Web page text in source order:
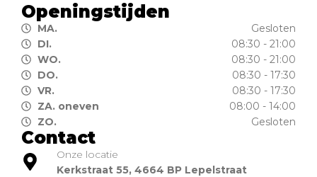
Openingstijden
MA.
Gesloten
DI.
08:30 - 21:00
WO.
08:30 - 21:00
DO.
08:30 - 17:30
VR.
08:30 - 17:30
ZA. oneven
08:00 - 14:00
ZO.
Gesloten
Contact
Onze locatie
Kerkstraat 55, 4664 BP Lepelstraat